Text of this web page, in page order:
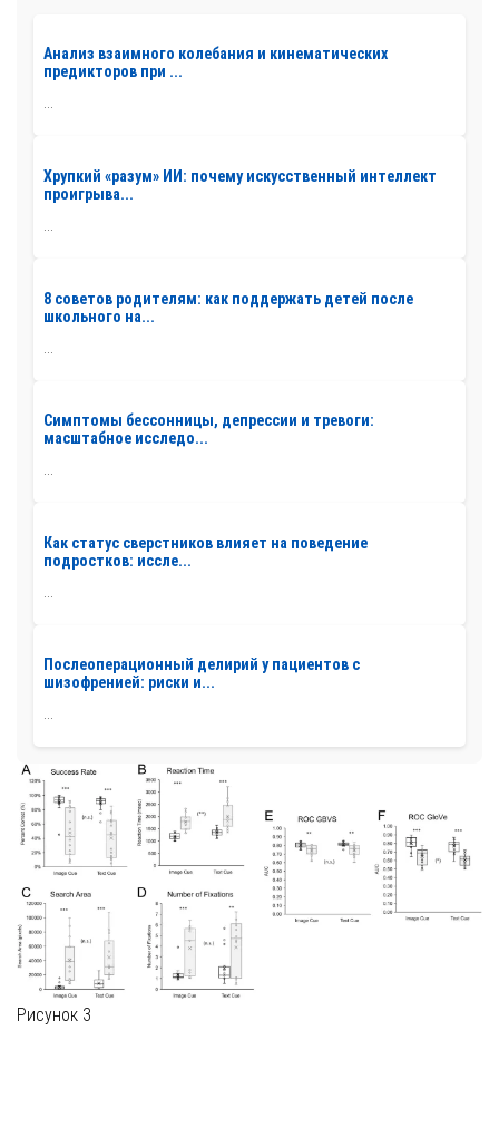
Анализ взаимного колебания и кинематических
предикторов при ...
...
Хрупкий «разум» ИИ: почему искусственный интеллект
проигрыва...
...
8 советов родителям: как поддержать детей после
школьного на...
Симптомы бессонницы, депрессии и тревоги:
масштабное исследо...
...
Как статус сверстников влияет на поведение
подростков: иссле...
Послеоперационный делирий у пациентов с
шизофренией: риски и...
...
Рисунок 3